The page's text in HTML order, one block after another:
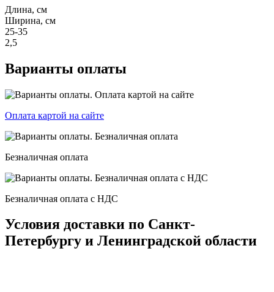
Длина, см
Ширина, см
25-35
2,5
Варианты оплаты
Оплата картой на сайте
Безналичная оплата
Безналичная оплата с НДС
Условия доставки по Санкт-
Петербургу и Ленинградской области